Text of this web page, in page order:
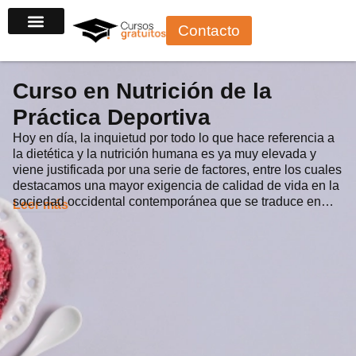
al
Contacto
Curso en Nutrición de la
Práctica Deportiva
Hoy en día, la inquietud por todo lo que hace referencia a
la dietética y la nutrición humana es ya muy elevada y
viene justificada por una serie de factores, entre los cuales
destacamos una mayor exigencia de calidad de vida en la
sociedad occidental contemporánea que se traduce en…
Leer más